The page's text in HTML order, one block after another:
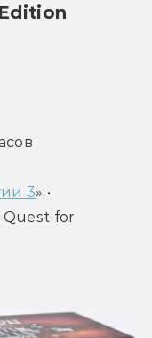
3» •
Quest for